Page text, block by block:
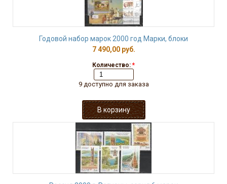
Годовой набор марок 2000 год Марки, блоки
7 490,00 руб.
Количество: *
9 доступно для заказа